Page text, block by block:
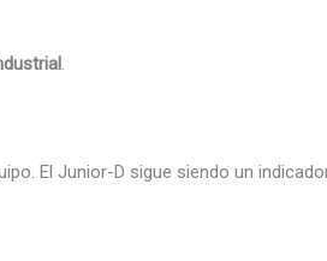
.
El Junior-D sigue siendo un